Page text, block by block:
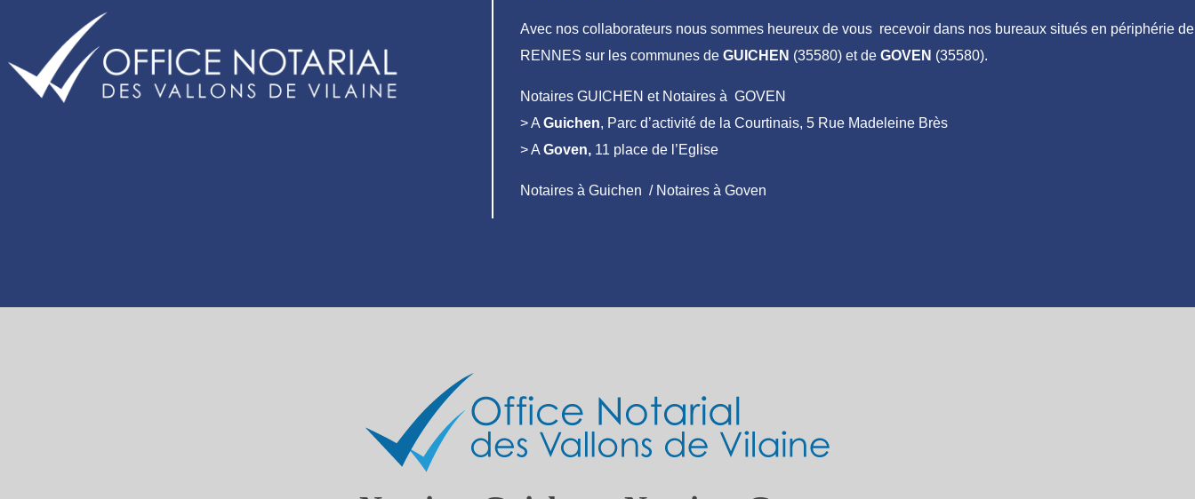
Avec nos collaborateurs nous sommes heureux de vous recevoir dans nos bureaux situés en périphérie de
RENNES sur les communes deGUICHEN (35580) et deGOVEN (35580).
Notaires GUICHEN et Notaires à GOVEN
> AGuichen, Parc d’activité de la Courtinais, 5 Rue Madeleine Brès
> AGoven, 11 place de l’Eglise
Notaires à Guichen / Notaires à Goven